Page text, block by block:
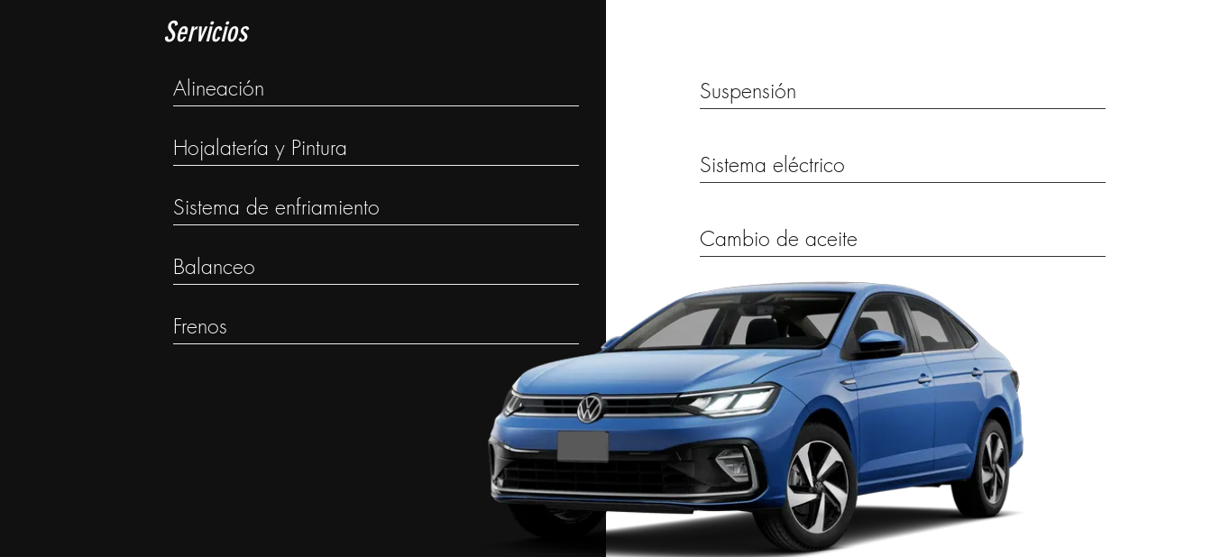
Servicios
Alineación
Hojalatería y Pintura
Sistema de enfriamiento
Balanceo
Frenos
Suspensión
Sistema eléctrico
Cambio de aceite